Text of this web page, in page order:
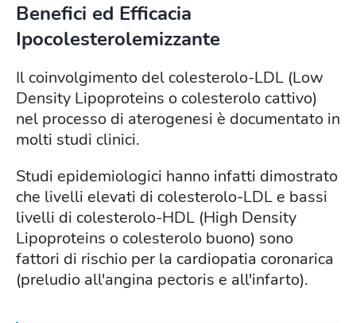
Benefici ed Efficacia
Ipocolesterolemizzante
Il coinvolgimento del colesterolo-LDL (Low
Density Lipoproteins o colesterolo cattivo)
nel processo di aterogenesi è documentato in
molti studi clinici.
Studi epidemiologici hanno infatti dimostrato
che livelli elevati di colesterolo-LDL e bassi
livelli di colesterolo-HDL (High Density
Lipoproteins o colesterolo buono) sono
fattori di rischio per la cardiopatia coronarica
(preludio all'angina pectoris e all'infarto).